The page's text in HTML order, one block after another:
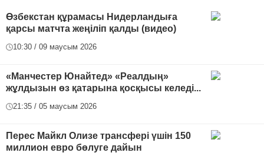
Өзбекстан құрамасы Нидерландыға
қарсы матчта жеңіліп қалды (видео)
10:30 / 09 маусым 2026
«Манчестер Юнайтед» «Реалдың»
жұлдызын өз қатарына қосқысы келеді...
21:35 / 05 маусым 2026
Перес Майкл Олизе трансфері үшін 150
миллион евро бөлуге дайын